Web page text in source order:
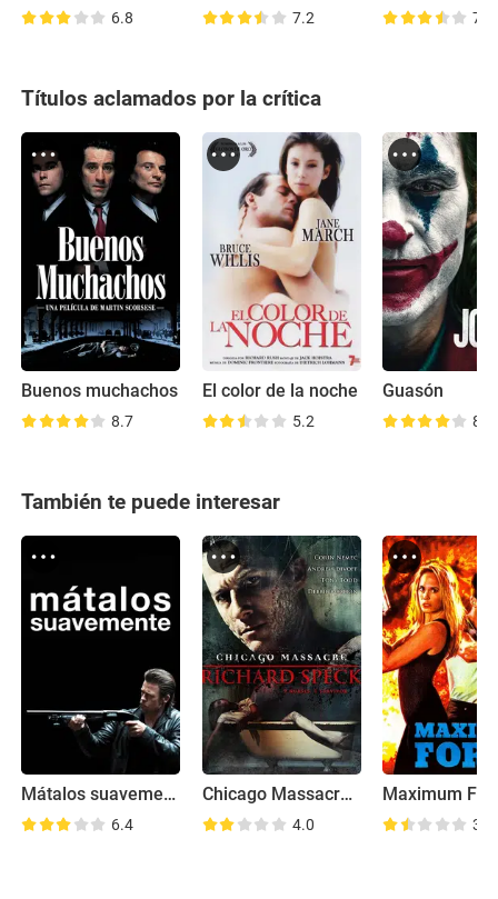
6.8 7.2 7.3
Títulos aclamados por la crítica
Buenos muchachos
8.7
El color de la noche
5.2
Guasón
8.4
También te puede interesar
Mátalos suavemente
6.4
Chicago Massacre: Richard Speck
4.0
Maximum
3.9